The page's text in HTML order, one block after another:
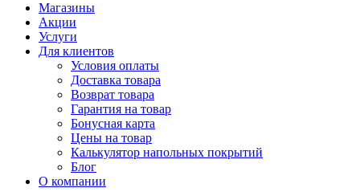
Магазины
Акции
Услуги
Для клиентов
Условия оплаты
Доставка товара
Возврат товара
Гарантия на товар
Бонусная карта
Цены на товар
Калькулятор напольных покрытий
Блог
О компании